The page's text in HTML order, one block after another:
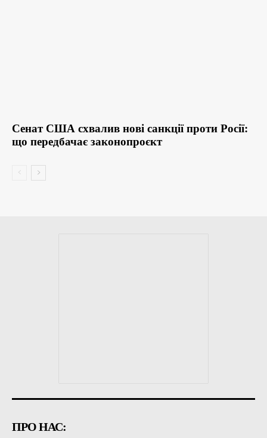
Сенат США схвалив нові санкції проти Росії:
що передбачає законопроєкт
ПРО НАС: